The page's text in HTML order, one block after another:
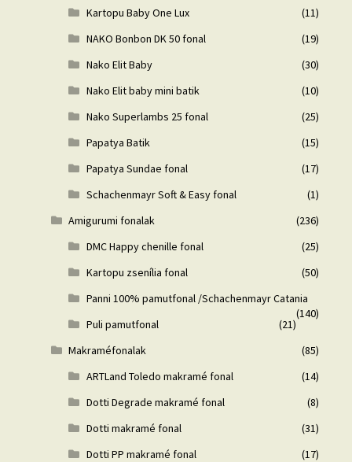
Kartopu Baby One Lux
(11)
NAKO Bonbon DK 50 fonal
(19)
Nako Elit Baby
(30)
Nako Elit baby mini batik
(10)
Nako Superlambs 25 fonal
(25)
Papatya Batik
(15)
Papatya Sundae fonal
(17)
Schachenmayr Soft & Easy fonal
(1)
Amigurumi fonalak
(236)
DMC Happy chenille fonal
(25)
Kartopu zsenília fonal
(50)
Panni 100% pamutfonal /Schachenmayr Catania
(140)
Puli pamutfonal
(21)
Makraméfonalak
(85)
ARTLand Toledo makramé fonal
(14)
Dotti Degrade makramé fonal
(8)
Dotti makramé fonal
(31)
Dotti PP makramé fonal
(17)